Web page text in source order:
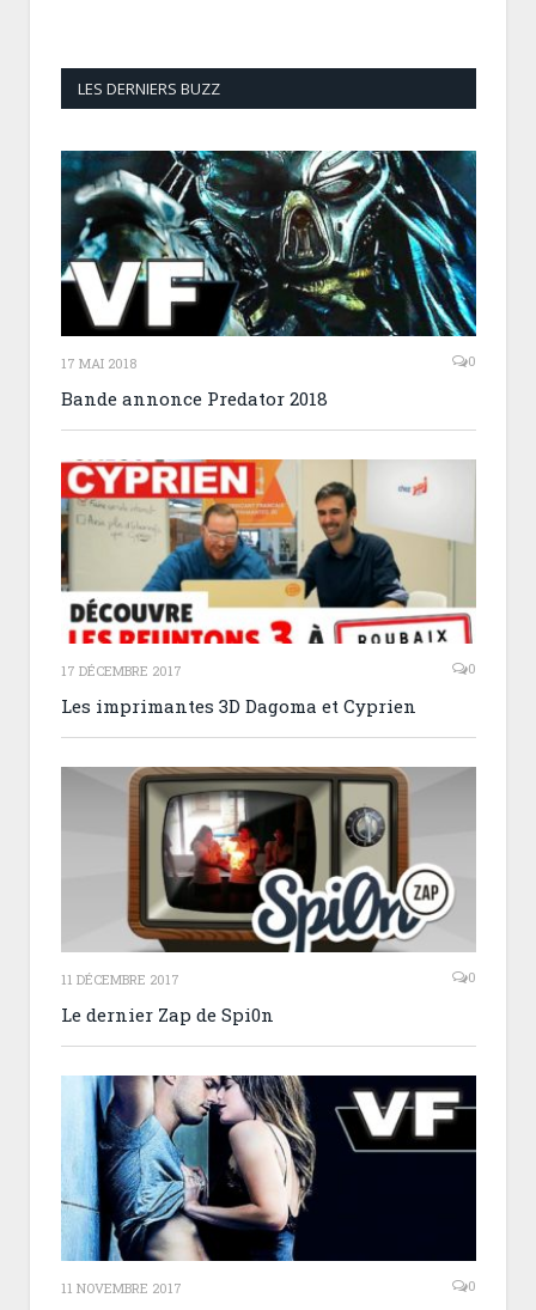
LES DERNIERS BUZZ
17 MAI 2018 0
Bande annonce Predator 2018
17 DÉCEMBRE 2017 0
Les imprimantes 3D Dagoma et Cyprien
11 DÉCEMBRE 2017 0
Le dernier Zap de Spi0n
11 NOVEMBRE 2017 0